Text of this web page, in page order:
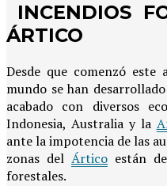
INCENDIOS
ÁRTICO
Desde que comenzó
mundo se han
acabado con diversos
Indonesia, Australia y la
ante la impotencia de las
zonas del Ártico están
forestales.